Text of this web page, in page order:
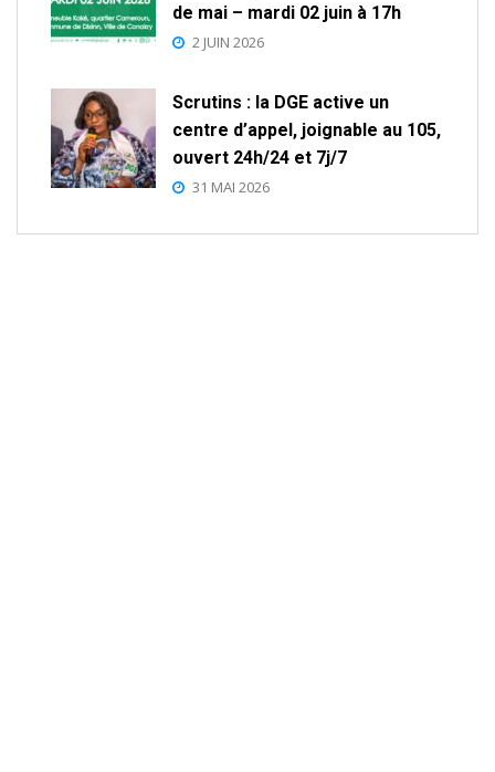
de mai – mardi 02 juin à 17h
2 JUIN 2026
Scrutins : la DGE active un
centre d’appel, joignable au 105,
ouvert 24h/24 et 7j/7
31 MAI 2026